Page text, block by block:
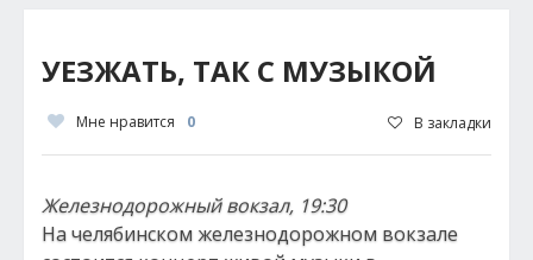
УЕЗЖАТЬ, ТАК С МУЗЫКОЙ
Мне нравится 0 В закладки
Железнодорожный вокзал, 19:30
На челябинском железнодорожном вокзале